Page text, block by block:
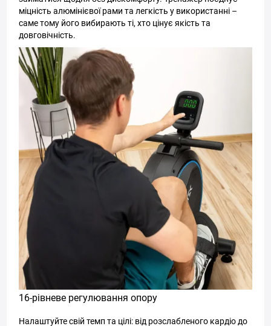
міцність алюмінієвої рами та легкість у використанні –
саме тому його вибирають ті, хто цінує якість та
довговічність.
16-рівневе регулювання опору
Налаштуйте свій темп та цілі: від розслабленого кардіо до